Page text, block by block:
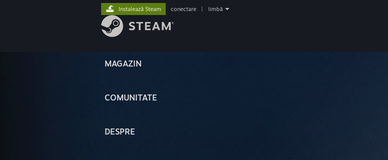
MAGAZIN
COMUNITATE
DESPRE
Instalează Steam conectare limbă